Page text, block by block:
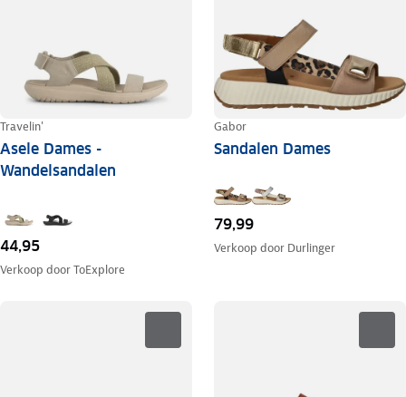
Travelin'
Asele Dames -
Wandelsandalen
44,95
Verkoop doorToExplore
Gabor
Sandalen Dames
79,99
Verkoop door Durlinger